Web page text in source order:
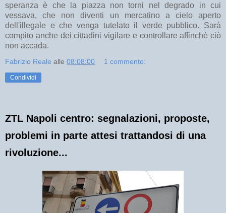
speranza è che la piazza non torni nel degrado in cui
vessava, che non diventi un mercatino a cielo aperto
dell'illegale e che venga tutelato il verde pubblico. Sarà
compito anche dei cittadini vigilare e controllare affinchè ciò
non accada.
Fabrizio Reale alle 08:08:00 1 commento:
Condividi
ZTL Napoli centro: segnalazioni, proposte,
problemi in parte attesi trattandosi di una
rivoluzione...